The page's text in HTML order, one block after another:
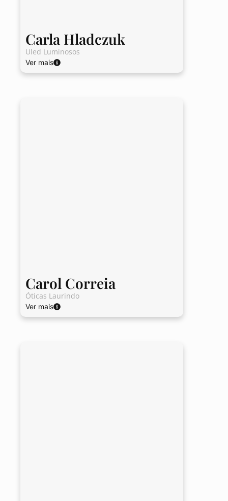
Carla Hladczuk
Uled Luminosos
Ver mais
Carol Correia
Óticas Laurindo
Ver mais